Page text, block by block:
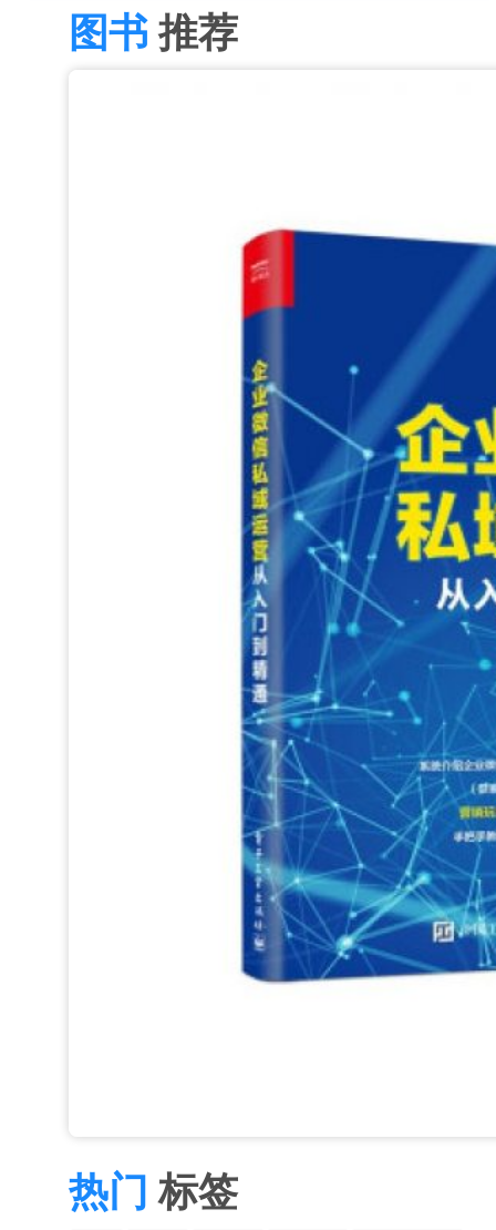
图书推荐
热门 标签